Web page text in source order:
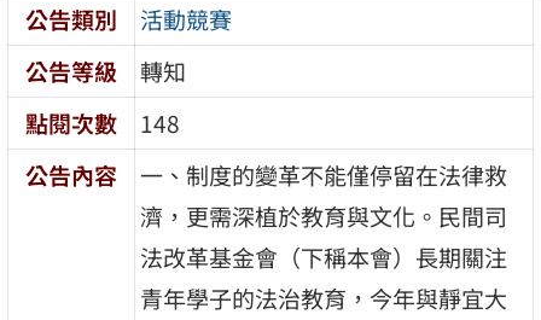
公告類別
活動競賽
公告等級
轉知
點閱次數
148
公告內容
一、制度的變革不能僅停留在法律救
濟，更需深植於教育與文化。民間司
法改革基金會（下稱本會）長期關注
青年學子的法治教育，今年與靜宜大